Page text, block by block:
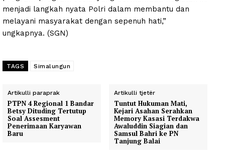
menjadi langkah nyata Polri dalam membantu dan
melayani masyarakat dengan sepenuh hati,”
ungkapnya. (SGN)
TAGS Simalungun
Artikulli paraprak
PTPN 4 Regional 1 Bandar
Betsy Dituding Tertutup
Soal Assesment
Penerimaan Karyawan
Baru
Artikulli tjetër
Tuntut Hukuman Mati,
Kejari Asahan Serahkan
Memory Kasasi Terdakwa
Awaluddin Siagian dan
Samsul Bahri ke PN
Tanjung Balai